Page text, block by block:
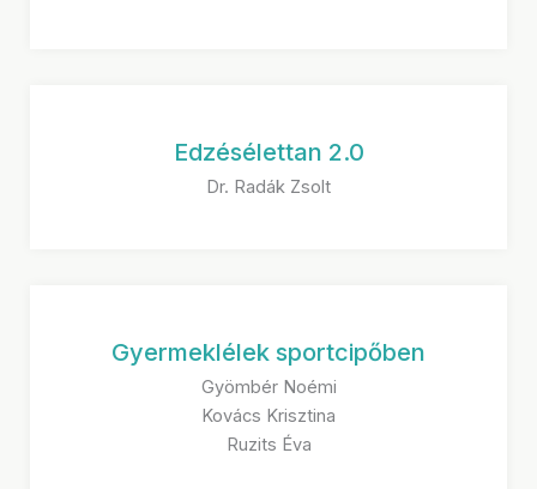
Edzésélettan 2.0
Dr. Radák Zsolt
Gyermeklélek sportcipőben
Gyömbér Noémi
Kovács Krisztina
Ruzits Éva